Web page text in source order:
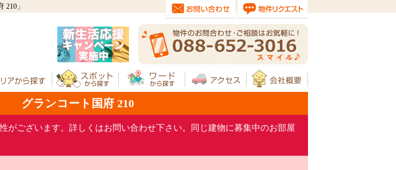
210」
グランコート国府 210
がございます。詳しくはお問い合わせ下さい。同じ建物に募集中のお部屋